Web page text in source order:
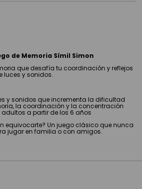
de Memoria Símil Simon
que desafía tu coordinación y reflejos
luces y sonidos.
y sonidos que incrementa la dificultad
la coordinación y la concentración
a partir de los 6 años
equivocarte? Un juego clásico que nunca
jugar en familia o con amigos.